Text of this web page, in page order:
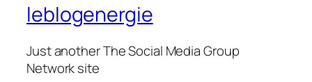
leblogenergie
Just another The Social Media Group
Network site